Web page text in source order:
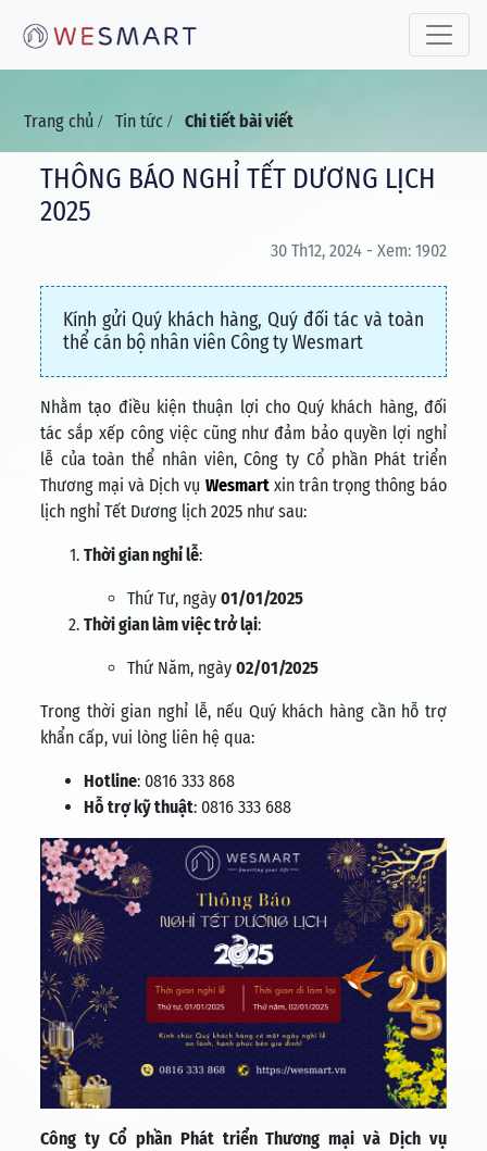
Trang chủ / Tin tức / Chi tiết bài viết
THÔNG BÁO NGHỈ TẾT DƯƠNG LỊCH
2025
30 Th12, 2024 - Xem: 1902
Kính gửi Quý khách hàng, Quý đối tác và toàn
thể cán bộ nhân viên Công ty Wesmart
Nhằm tạo điều kiện thuận lợi cho Quý khách hàng, đối
tác sắp xếp công việc cũng như đảm bảo quyền lợi nghỉ
lễ của toàn thể nhân viên, Công ty Cổ phần Phát triển
Thương mại và Dịch vụ Wesmartxin trân trọng thông báo
lịch nghỉ Tết Dương lịch 2025 như sau:
Thời gian nghỉ lễ:
Thứ Tư, ngày 01/01/2025
Thời gian làm việc trở lại:
Thứ Năm, ngày 02/01/2025
Trong thời gian nghỉ lễ, nếu Quý khách hàng cần hỗ trợ
khẩn cấp, vui lòng liên hệ qua:
Hotline: 0816 333 868
Hỗ trợ kỹ thuật: 0816 333 688
Công ty Cổ phần Phát triển Thương mại và Dịch vụ